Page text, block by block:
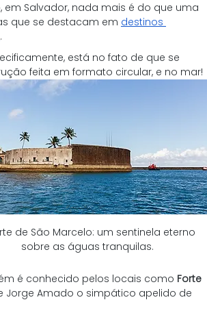
em Salvador, nada mais é do que uma
que se destacam em destinos
.
está no fato de que se
feita em formato circular, e no mar!
de São Marcelo: um sentinela eterno
sobre as águas tranquilas.
é conhecido pelos locais como Forte
Jorge Amado o simpático apelido de